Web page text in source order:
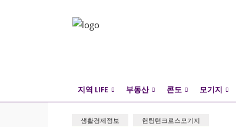
지역 LIFE 부동산 콘도 모기지
생활경제정보 헌팅턴크로스모기지